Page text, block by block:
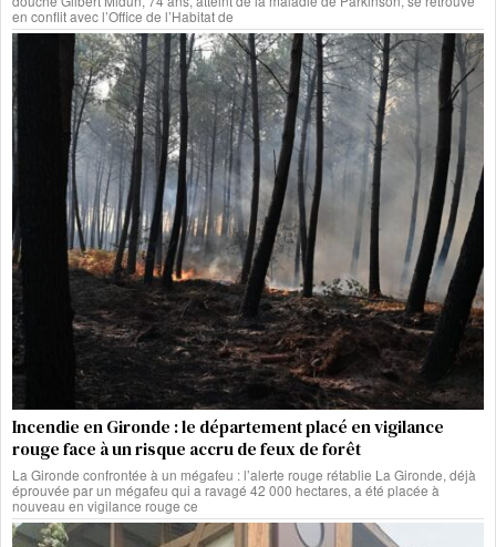
en conflit avec l’Office de l’Habitat de
Incendie en Gironde : le département placé en vigilance
rouge face à un risque accru de feux de forêt
La Gironde confrontée à un mégafeu : l’alerte rouge rétablie La Gironde, déjà
éprouvée par un mégafeu qui a ravagé 42 000 hectares, a été placée à
nouveau en vigilance rouge ce